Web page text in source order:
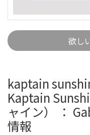
欲し
kaptain
Kaptain
ャイン） ：
情報